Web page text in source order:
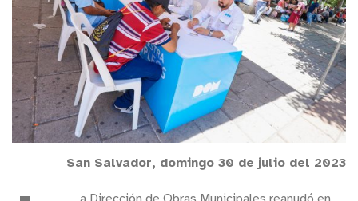
San Salvador, domingo 30 de julio del 2023